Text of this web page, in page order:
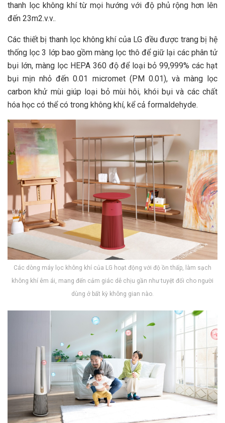
thanh lọc không khí từ mọi hướng với độ phủ rộng hơn lên
đến 23m2.v.v..
Các thiết bị thanh lọc không khí của LG đều được trang bị hệ
thống lọc 3 lớp bao gồm màng lọc thô để giữ lại các phân tử
bụi lớn, màng lọc HEPA 360 độ để loại bỏ 99,999% các hạt
bụi mịn nhỏ đến 0.01 micromet (PM 0.01), và màng lọc
carbon khử mùi giúp loại bỏ mùi hôi, khói bụi và các chất
hóa học có thể có trong không khí, kể cả formaldehyde.
Các dòng máy lọc không khí của LG hoạt động với độ ồn thấp, làm sạch
không khí êm ái, mang đến cảm giác dễ chịu gần như tuyệt đối cho người
dùng ở bất kỳ không gian nào.